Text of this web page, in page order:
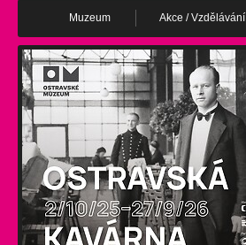
Muzeum Akce / Vzdělávání